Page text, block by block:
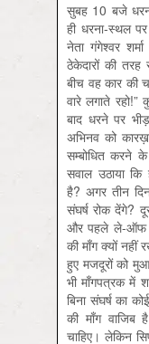
सुबह 10 बजे
ही धरना-स्थल
नेता गंगेश्वर
ठेकेदारों की
बीच वह कार की
वारे लगाते
बाद धरने पर
अभिनव को
सम्बोधित करने
सवाल उठाया कि
है? अगर तीन
संघर्ष रोक देंगे?
और पहले ले-ऑफ
की माँग क्यों नहीं
हुए मजदूरों को
भी माँगपत्रक में
बिना संघर्ष का
की माँग वाजिब
चाहिए। लेकिन